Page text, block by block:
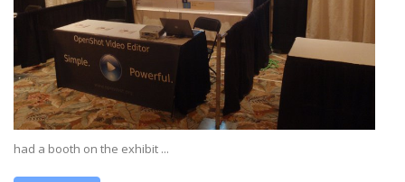
had a booth on the exhibit ...